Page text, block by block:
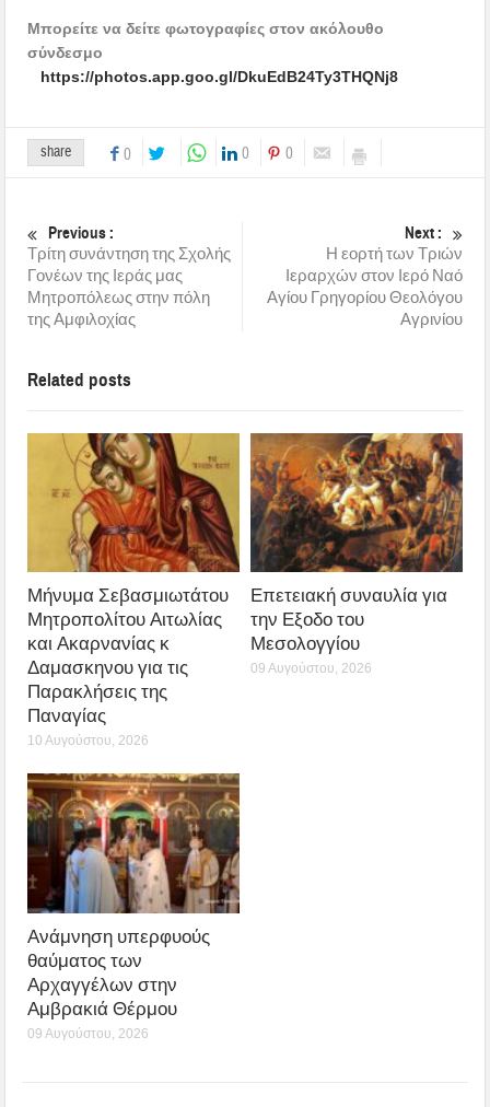
Μπορείτε να δείτε φωτογραφίες στον ακόλουθο
σύνδεσμο
https://photos.app.goo.gl/DkuEdB24Ty3THQNj8
share 0 0 0
Previous :
Τρίτη συνάντηση της Σχολής
Γονέων της Ιεράς μας
Μητροπόλεως στην πόλη
της Αμφιλοχίας
Next :
Η εορτή των Τριών
Ιεραρχών στον Ιερό Ναό
Αγίου Γρηγορίου Θεολόγου
Αγρινίου
Related posts
Μήνυμα Σεβασμιωτάτου
Μητροπολίτου Αιτωλίας
και Ακαρνανίας κ
Δαμασκηνου για τις
Παρακλήσεις της
Παναγίας
10 Αυγούστου, 2026
Επετειακή συναυλία για
την Εξοδο του
Μεσολογγίου
09 Αυγούστου, 2026
Ανάμνηση υπερφυούς
θαύματος των
Αρχαγγέλων στην
Αμβρακιά Θέρμου
09 Αυγούστου, 2026